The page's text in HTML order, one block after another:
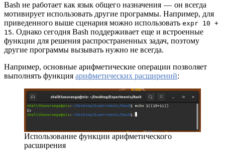
Bash не работает как язык общего назначения — он всегда
мотивирует использовать другие программы. Например, для
приведенного выше сценария можно использовать expr 10 +
15. Однако сегодня Bash поддерживает еще и встроенные
функции для решения распространенных задач, поэтому
другие программы вызывать нужно не всегда.
Например, основные арифметические операции позволяет
выполнять функция арифметических расширений:
Использование функции арифметического
расширения